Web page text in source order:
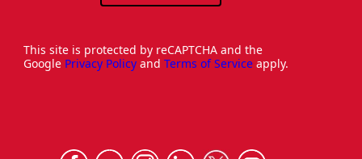
This site is protected by reCAPTCHA and the
Google Privacy Policy and Terms of Service apply.